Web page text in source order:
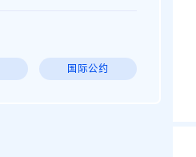
国际公约